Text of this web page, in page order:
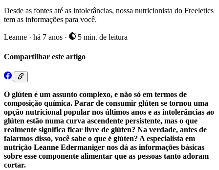
Desde as fontes até as intolerâncias, nossa nutricionista do Freeletics
tem as informações para você.
Leanne · há 7 anos · 5 min. de leitura
Compartilhar este artigo
O glúten é um assunto complexo, e não só em termos de
composição química. Parar de consumir glúten se tornou uma
opção nutricional popular nos últimos anos e as intolerâncias ao
glúten estão numa curva ascendente persistente, mas o que
realmente significa ficar livre de glúten? Na verdade, antes de
falarmos disso, você sabe o que é glúten? A especialista em
nutrição Leanne Edermaniger nos dá as informações básicas
sobre esse componente alimentar que as pessoas tanto adoram
cortar.